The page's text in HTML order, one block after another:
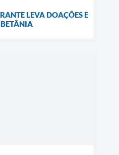
LEVA DOAÇÕES E